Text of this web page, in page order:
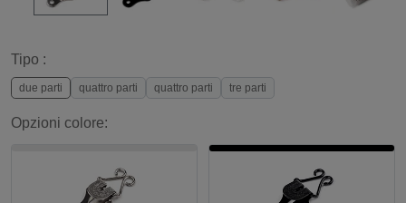
Tipo :
due parti quattro parti quattro parti tre parti
Opzioni colore: